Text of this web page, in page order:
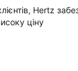
Hertz
ціну